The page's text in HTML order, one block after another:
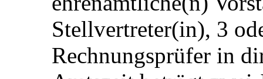
Stellvertreter(in), 3
Rechnungsprüfer in